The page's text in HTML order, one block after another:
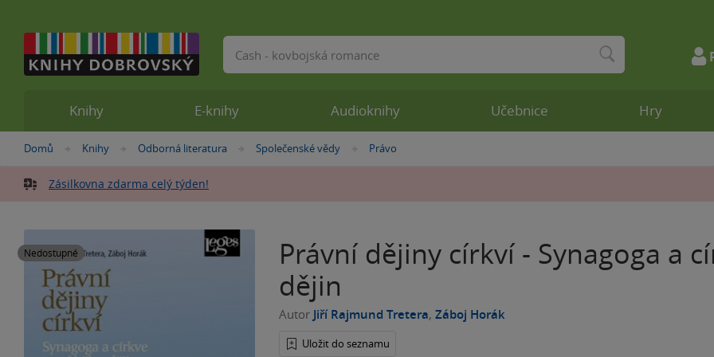
Nacházíte
zde:
Domů »
Knihy »
Odborná literatura »
Společenské vědy »Právo
Zásilkovna zdarma celý týden!
Nedostupné
Právní dějiny církví - Synagoga a
dějin
Autor Jiří Rajmund Tretera, Záboj Horák
Uložit do seznamu
Knihy E-knihy Audioknihy Učebnice Hry
Vyhledávání